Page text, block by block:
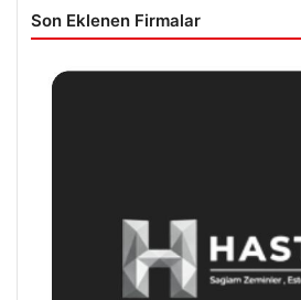
Son Eklenen Firmalar